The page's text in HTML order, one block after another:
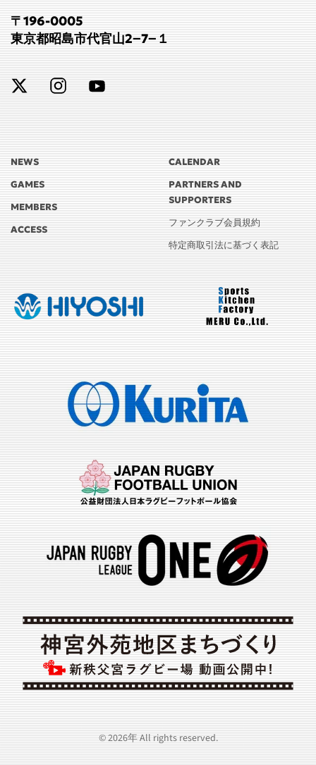
〒196-0005
東京都昭島市代官山2−7−１
NEWS
GAMES
MEMBERS
ACCESS
CALENDAR
PARTNERS AND
SUPPORTERS
ファンクラブ会員規約
特定商取引法に基づく表記
©2026年All rights reserved.